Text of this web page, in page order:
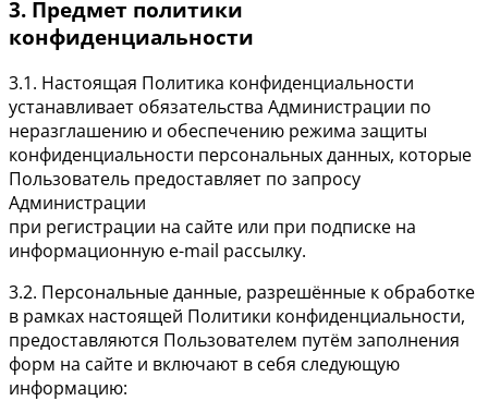
3. Предмет политики
конфиденциальности
3.1. Настоящая Политика конфиденциальности
устанавливает обязательства Администрации по
неразглашению и обеспечению режима защиты
конфиденциальности персональных данных, которые
Пользователь предоставляет по запросу
Администрации
при регистрации на сайте или при подписке на
информационную e-mail рассылку.
3.2. Персональные данные, разрешённые к обработке
в рамках настоящей Политики конфиденциальности,
предоставляются Пользователем путём заполнения
форм на сайте и включают в себя следующую
информацию: